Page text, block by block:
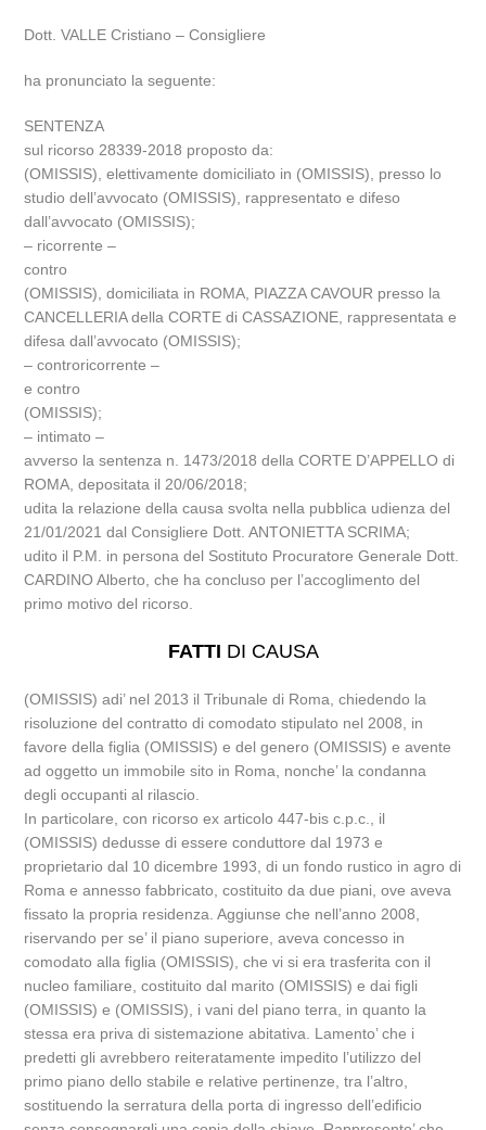
Dott. VALLE Cristiano – Consigliere
ha pronunciato la seguente:
SENTENZA
sul ricorso 28339-2018 proposto da:
(OMISSIS), elettivamente domiciliato in (OMISSIS), presso lo
studio dell’avvocato (OMISSIS), rappresentato e difeso
dall’avvocato (OMISSIS);
– ricorrente –
contro
(OMISSIS), domiciliata in ROMA, PIAZZA CAVOUR presso la
CANCELLERIA della CORTE di CASSAZIONE, rappresentata e
difesa dall’avvocato (OMISSIS);
– controricorrente –
e contro
(OMISSIS);
– intimato –
avverso la sentenza n. 1473/2018 della CORTE D’APPELLO di
ROMA, depositata il 20/06/2018;
udita la relazione della causa svolta nella pubblica udienza del
21/01/2021 dal Consigliere Dott. ANTONIETTA SCRIMA;
udito il P.M. in persona del Sostituto Procuratore Generale Dott.
CARDINO Alberto, che ha concluso per l’accoglimento del
primo motivo del ricorso.
FATTI DI CAUSA
(OMISSIS) adi’ nel 2013 il Tribunale di Roma, chiedendo la
risoluzione del contratto di comodato stipulato nel 2008, in
favore della figlia (OMISSIS) e del genero (OMISSIS) e avente
ad oggetto un immobile sito in Roma, nonche’ la condanna
degli occupanti al rilascio.
In particolare, con ricorso ex articolo 447-bis c.p.c., il
(OMISSIS) dedusse di essere conduttore dal 1973 e
proprietario dal 10 dicembre 1993, di un fondo rustico in agro di
Roma e annesso fabbricato, costituito da due piani, ove aveva
fissato la propria residenza. Aggiunse che nell’anno 2008,
riservando per se’ il piano superiore, aveva concesso in
comodato alla figlia (OMISSIS), che vi si era trasferita con il
nucleo familiare, costituito dal marito (OMISSIS) e dai figli
(OMISSIS) e (OMISSIS), i vani del piano terra, in quanto la
stessa era priva di sistemazione abitativa. Lamento’ che i
predetti gli avrebbero reiteratamente impedito l’utilizzo del
primo piano dello stabile e relative pertinenze, tra l’altro,
sostituendo la serratura della porta di ingresso dell’edificio